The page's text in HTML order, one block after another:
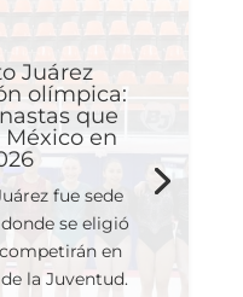
Juárez
olímpica:
que
en
fue sede
se eligió
en
la Juventud.